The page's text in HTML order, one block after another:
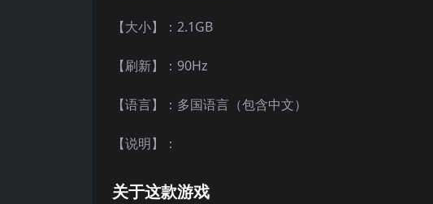
【大小】：2.1GB
【刷新】：90Hz
【语言】：多国语言（包含中文）
【说明】：
关于这款游戏